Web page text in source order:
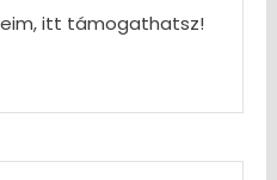
itt támogathatsz!